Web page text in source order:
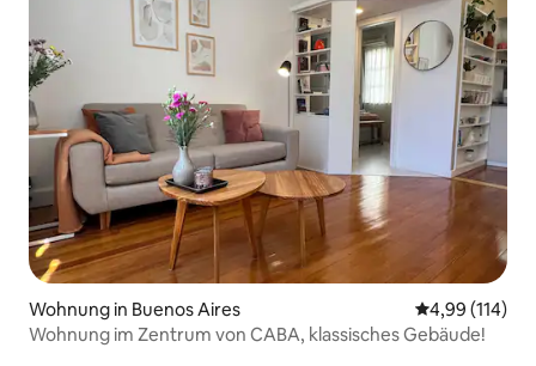
Wohnung in Buenos Aires
4,99 (114)
Wohnung im Zentrum von CABA, klassisches Gebäude!